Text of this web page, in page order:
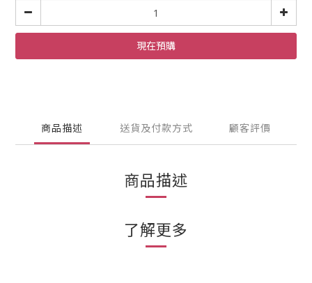
現在預購
商品描述 送貨及付款方式 顧客評價
商品描述
了解更多